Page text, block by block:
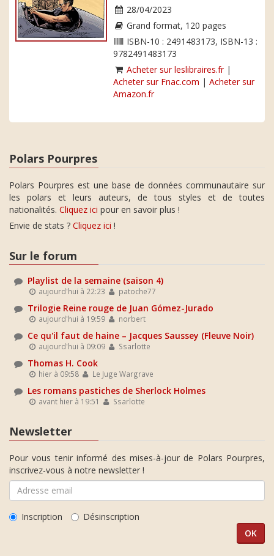
28/04/2023
Grand format, 120 pages
ISBN-10 : 2491483173, ISBN-13 :
9782491483173
Acheter sur leslibraires.fr|
Acheter sur Fnac.com | Acheter sur
Amazon.fr
Polars Pourpres
Polars Pourpres est une base de données communautaire sur
les polars et leurs auteurs, de tous styles et de toutes
nationalités. Cliquez ici pour en savoir plus !
Envie de stats ? Cliquez ici !
Sur le forum
Playlist de la semaine (saison 4)
aujourd'hui à 22:23 patoche77
Trilogie Reine rouge de Juan Gómez-Jurado
aujourd'hui à 19:59 norbert
Ce qu'il faut de haine – Jacques Saussey (Fleuve Noir)
aujourd'hui à 09:09 Ssarlotte
Thomas H. Cook
hier à 09:58 Le Juge Wargrave
Les romans pastiches de Sherlock Holmes
avant hier à 19:51 Ssarlotte
Newsletter
Pour vous tenir informé des mises-à-jour de Polars Pourpres,
inscrivez-vous à notre newsletter !
Inscription Désinscription